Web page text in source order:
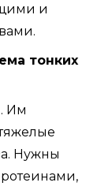
и
тонких
Им
Нужны